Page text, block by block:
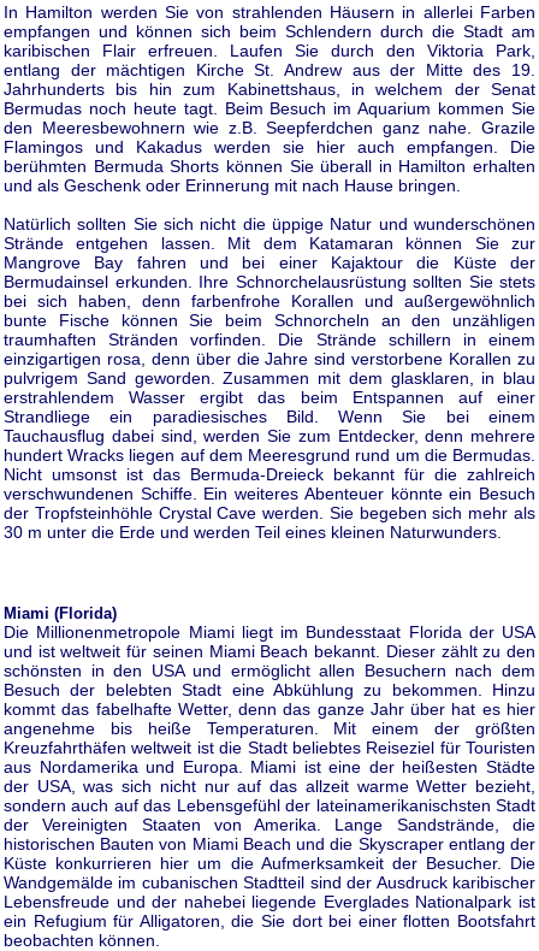
In Hamilton werden Sie von strahlenden Häusern in allerlei Farben
empfangen und können sich beim Schlendern durch die Stadt am
karibischen Flair erfreuen. Laufen Sie durch den Viktoria Park,
entlang der mächtigen Kirche St. Andrew aus der Mitte des 19.
Jahrhunderts bis hin zum Kabinettshaus, in welchem der Senat
Bermudas noch heute tagt. Beim Besuch im Aquarium kommen Sie
den Meeresbewohnern wie z.B. Seepferdchen ganz nahe. Grazile
Flamingos und Kakadus werden sie hier auch empfangen. Die
berühmten Bermuda Shorts können Sie überall in Hamilton erhalten
und als Geschenk oder Erinnerung mit nach Hause bringen.
Natürlich sollten Sie sich nicht die üppige Natur und wunderschönen
Strände entgehen lassen. Mit dem Katamaran können Sie zur
Mangrove Bay fahren und bei einer Kajaktour die Küste der
Bermudainsel erkunden. Ihre Schnorchelausrüstung sollten Sie stets
bei sich haben, denn farbenfrohe Korallen und außergewöhnlich
bunte Fische können Sie beim Schnorcheln an den unzähligen
traumhaften Stränden vorfinden. Die Strände schillern in einem
einzigartigen rosa, denn über die Jahre sind verstorbene Korallen zu
pulvrigem Sand geworden. Zusammen mit dem glasklaren, in blau
erstrahlendem Wasser ergibt das beim Entspannen auf einer
Strandliege ein paradiesisches Bild. Wenn Sie bei einem
Tauchausflug dabei sind, werden Sie zum Entdecker, denn mehrere
hundert Wracks liegen auf dem Meeresgrund rund um die Bermudas.
Nicht umsonst ist das Bermuda-Dreieck bekannt für die zahlreich
verschwundenen Schiffe. Ein weiteres Abenteuer könnte ein Besuch
der Tropfsteinhöhle Crystal Cave werden. Sie begeben sich mehr als
30 m unter die Erde und werden Teil eines kleinen Naturwunders.
Miami (Florida)
Die Millionenmetropole Miami liegt im Bundesstaat Florida der USA
und ist weltweit für seinen Miami Beach bekannt. Dieser zählt zu den
schönsten in den USA und ermöglicht allen Besuchern nach dem
Besuch der belebten Stadt eine Abkühlung zu bekommen. Hinzu
kommt das fabelhafte Wetter, denn das ganze Jahr über hat es hier
angenehme bis heiße Temperaturen. Mit einem der größten
Kreuzfahrthäfen weltweit ist die Stadt beliebtes Reiseziel für Touristen
aus Nordamerika und Europa. Miami ist eine der heißesten Städte
der USA, was sich nicht nur auf das allzeit warme Wetter bezieht,
sondern auch auf das Lebensgefühl der lateinamerikanischsten Stadt
der Vereinigten Staaten von Amerika. Lange Sandstrände, die
historischen Bauten von Miami Beach und die Skyscraper entlang der
Küste konkurrieren hier um die Aufmerksamkeit der Besucher. Die
Wandgemälde im cubanischen Stadtteil sind der Ausdruck karibischer
Lebensfreude und der nahebei liegende Everglades Nationalpark ist
ein Refugium für Alligatoren, die Sie dort bei einer flotten Bootsfahrt
beobachten können.